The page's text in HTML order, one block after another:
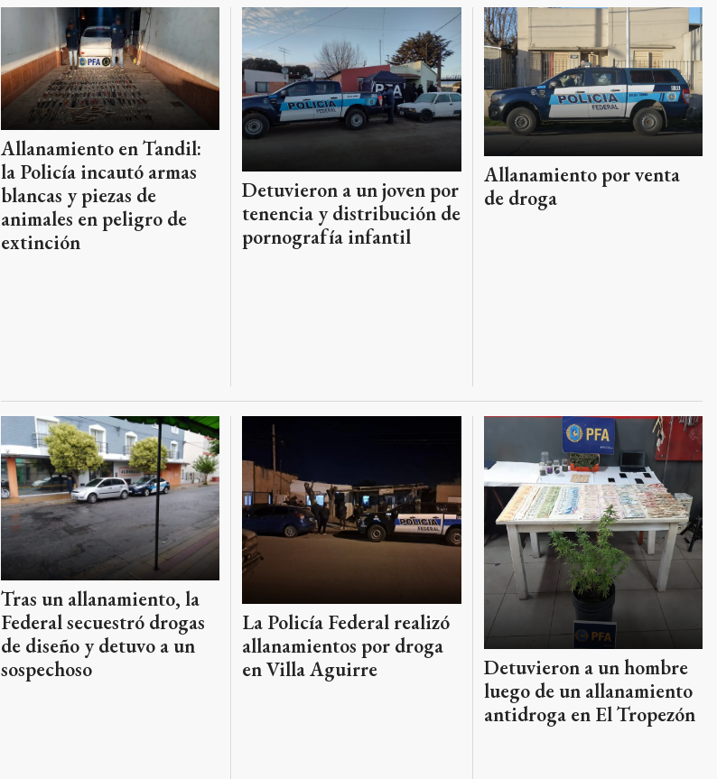
Allanamiento en Tandil:
la Policía incautó armas
blancas y piezas de
animales en peligro de
extinción
Detuvieron a un joven por
tenencia y distribución de
pornografía infantil
Allanamiento por venta
de droga
Tras un allanamiento, la
Federal secuestró drogas
de diseño y detuvo a un
sospechoso
La Policía Federal realizó
allanamientos por droga
en Villa Aguirre
Detuvieron a un hombre
luego de un allanamiento
antidroga en El Tropezón